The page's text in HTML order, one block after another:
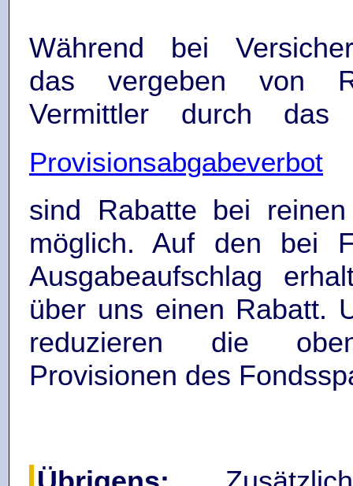
Während bei
das vergeben von
Vermittler durch das
Provisionsabgabeverbot
sind Rabatte bei reinen
möglich. Auf den bei
Ausgabeaufschlag
über uns einen Rabatt.
reduzieren die
Provisionen des